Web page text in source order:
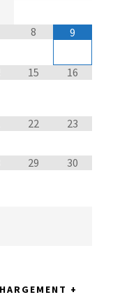
8 9
15 16
22 23
29 30
+